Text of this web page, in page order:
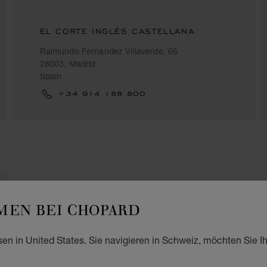
BEI CHOPARD
in United States. Sie navigieren in Schweiz, möchten Sie
EL CORTE INGLÉS CASTELLANA
Raimundo Fernandez Villaverde, 65
28003, Madrid
Spain
+34 914 188 800